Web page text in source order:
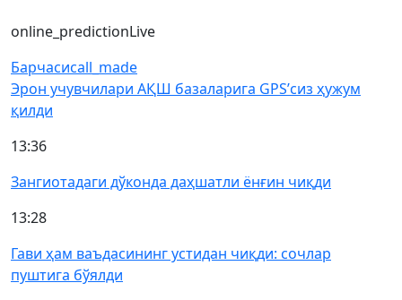
online_predictionLive
Барчасиcall_made
Эрон учувчилари АҚШ базаларига GPS’сиз ҳужум
қилди
13:36
Зангиотадаги дўконда даҳшатли ёнғин чиқди
13:28
Гави ҳам ваъдасининг устидан чиқди: сочлар
пуштига бўялди